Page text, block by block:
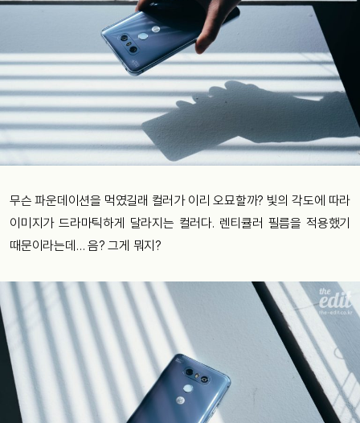
무슨 파운데이션을 먹였길래 컬러가 이리 오묘할까? 빛의 각도에 따라
이미지가 드라마틱하게 달라지는 컬러다. 렌티큘러 필름을 적용했기
때문이라는데… 음? 그게 뭐지?